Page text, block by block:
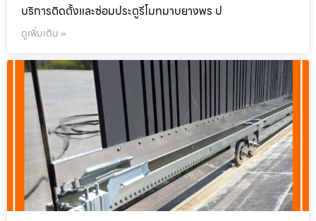
บริการติดตั้งและซ่อมประตูรีโมทมาบยางพร ป
ดูเพิ่มเติม »